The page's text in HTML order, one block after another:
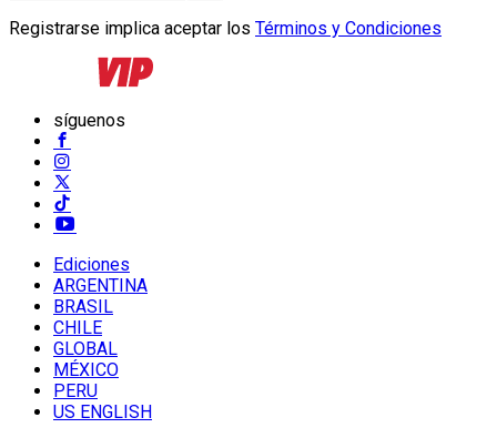
Registrarse implica aceptar los Términos y Condiciones
síguenos
Ediciones
ARGENTINA
BRASIL
CHILE
GLOBAL
MÉXICO
PERU
US ENGLISH